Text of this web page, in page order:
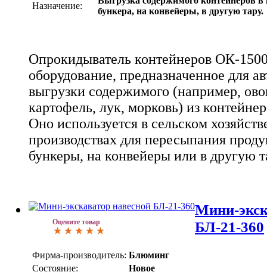
Назначение:
бункера, на конвейеры, в другую тару.
Опрокидыватель контейнеров ОК-
оборудование, предназначенное для
выгрузки содержимого (например,
картофель, лук, морковь) из
Оно используется в сельском
производствах для пересыпания
бункеры, на конвейеры или в другую
Оцените товар
Мини-
БЛ-21-360
Фирма-производитель: Блюминг
Состояние:
Новое